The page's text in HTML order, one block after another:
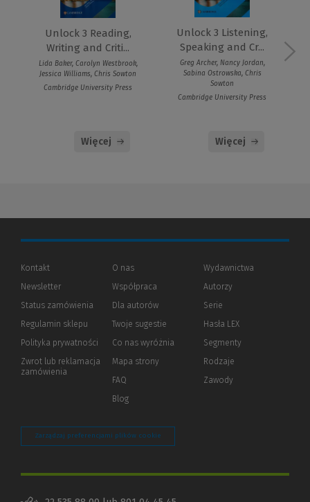
Unlock 3 Reading,
Writing and Criti...
Lida Baker, Carolyn Westbrook,
Jessica Williams, Chris Sowton
Cambridge University Press
Więcej
Unlock 3 Listening,
Speaking and Cr...
Greg Archer, Nancy Jordan,
Sabina Ostrowska, Chris
Sowton
Cambridge University Press
Więcej
Kontakt
Newsletter
Status zamówienia
Regulamin sklepu
Polityka prywatności (Nowe
(Link
innej
Zwrot lub reklamacja
zamówienia
O nas
Współpraca
Dla autorów(Nowe
(Link
innej
Twoje sugestie
Co nas wyróżnia
Mapa strony
FAQ
Blog
Wydawnictwa
Autorzy
Serie
Hasła LEX
Segmenty
Rodzaje
Zawody
Zarządzaj preferencjami plików cookie